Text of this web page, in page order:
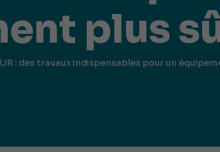
plus
: des travaux indispensables pour un